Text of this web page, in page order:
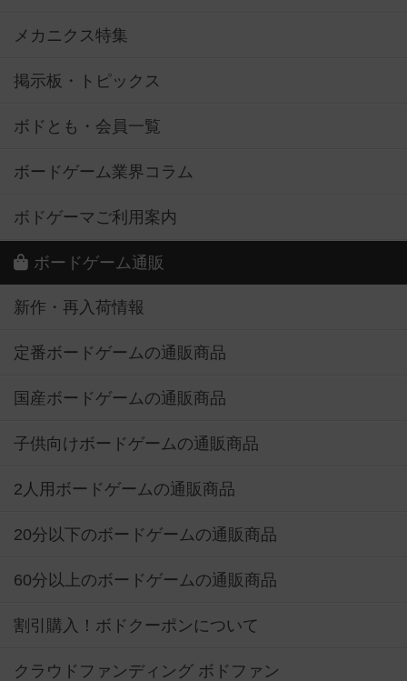
メカニクス特集
掲示板・トピックス
ボドとも・会員一覧
ボードゲーム業界コラム
ボドゲーマご利用案内
ボードゲーム通販
新作・再入荷情報
定番ボードゲームの通販商品
国産ボードゲームの通販商品
子供向けボードゲームの通販商品
2人用ボードゲームの通販商品
20分以下のボードゲームの通販商品
60分以上のボードゲームの通販商品
割引購入！ボドクーポンについて
クラウドファンディング ボドファン